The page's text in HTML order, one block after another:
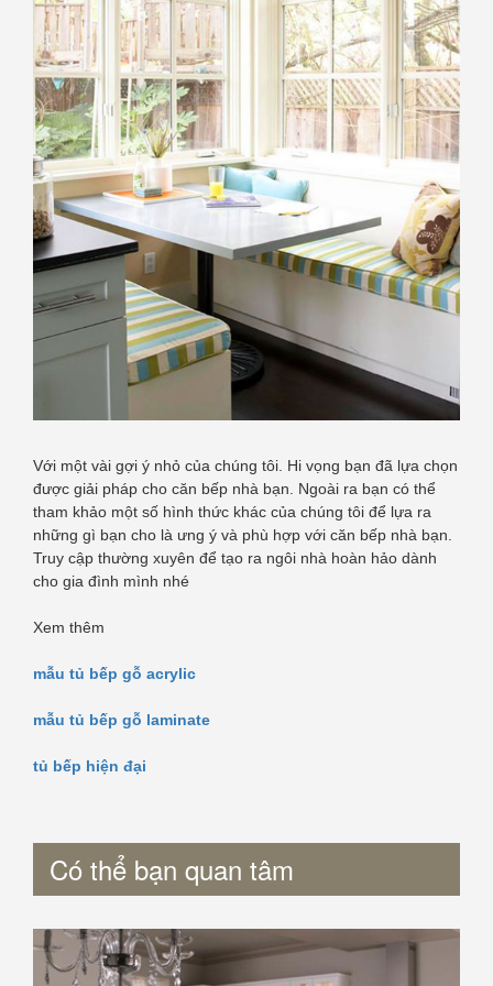
Với một vài gợi ý nhỏ của chúng tôi. Hi vọng bạn đã lựa chọn
được giải pháp cho căn bếp nhà bạn. Ngoài ra bạn có thể
tham khảo một số hình thức khác của chúng tôi để lựa ra
những gì bạn cho là ưng ý và phù hợp với căn bếp nhà bạn.
Truy cập thường xuyên để tạo ra ngôi nhà hoàn hảo dành
cho gia đình mình nhé
Xem thêm
mẫu tủ bếp gỗ acrylic
mẫu tủ bếp gỗ laminate
tủ bếp hiện đại
Có thể bạn quan tâm